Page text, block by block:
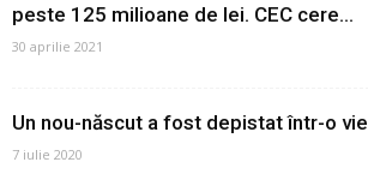
peste 125 milioane de lei. CEC cere...
30 aprilie 2021
Un nou-născut a fost depistat într-o vie
7 iulie 2020